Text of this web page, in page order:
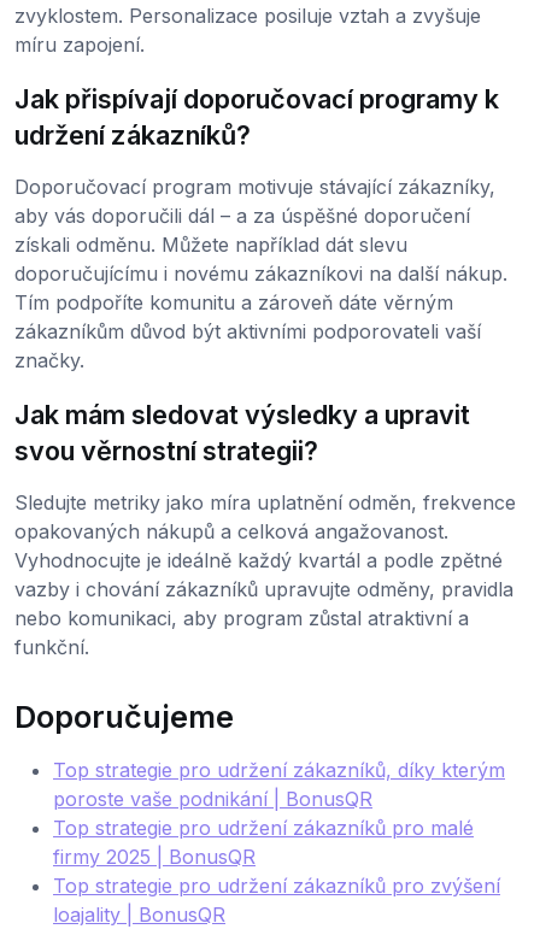
zvyklostem. Personalizace posiluje vztah a zvyšuje
míru zapojení.
Jak přispívají doporučovací programy k
udržení zákazníků?
Doporučovací program motivuje stávající zákazníky,
aby vás doporučili dál – a za úspěšné doporučení
získali odměnu. Můžete například dát slevu
doporučujícímu i novému zákazníkovi na další nákup.
Tím podpoříte komunitu a zároveň dáte věrným
zákazníkům důvod být aktivními podporovateli vaší
značky.
Jak mám sledovat výsledky a upravit
svou věrnostní strategii?
Sledujte metriky jako míra uplatnění odměn, frekvence
opakovaných nákupů a celková angažovanost.
Vyhodnocujte je ideálně každý kvartál a podle zpětné
vazby i chování zákazníků upravujte odměny, pravidla
nebo komunikaci, aby program zůstal atraktivní a
funkční.
Doporučujeme
Top strategie pro udržení zákazníků, díky kterým
poroste vaše podnikání | BonusQR
Top strategie pro udržení zákazníků pro malé
firmy 2025 | BonusQR
Top strategie pro udržení zákazníků pro zvýšení
loajality | BonusQR